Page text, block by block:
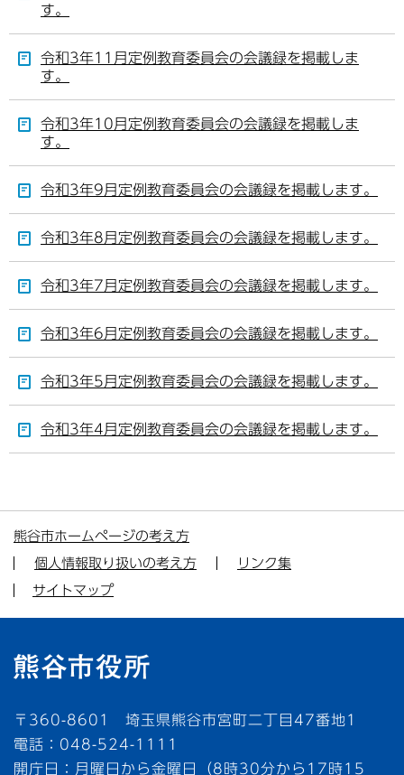
す。
令和3年11月定例教育委員会の会議録を掲載しま
す。
令和3年10月定例教育委員会の会議録を掲載しま
す。
令和3年9月定例教育委員会の会議録を掲載します。
令和3年8月定例教育委員会の会議録を掲載します。
令和3年7月定例教育委員会の会議録を掲載します。
令和3年6月定例教育委員会の会議録を掲載します。
令和3年5月定例教育委員会の会議録を掲載します。
令和3年4月定例教育委員会の会議録を掲載します。
熊谷市ホームページの考え方
個人情報取り扱いの考え方
リンク集
サイトマップ
〒360-8601 埼玉県熊谷市宮町二丁目47番地1
電話：048-524-1111
開庁日：月曜日から金曜日（8時30分から17時15